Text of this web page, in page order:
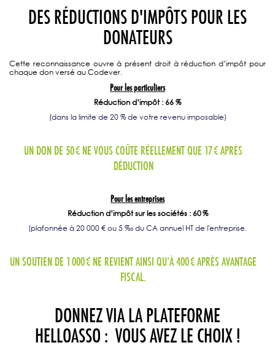
DES RÉDUCTIONS D'IMPÔTS POUR LES
DONATEURS
Cette reconnaissance ouvre à présent droit à réduction d’impôt pour
chaque don versé au Codever.
Pour les particuliers
Réduction d’impôt : 66 %
(dans la limite de 20 % de votre revenu imposable)
UN DON DE 50€ NE VOUS COÛTE RÉELLEMENT QUE 17€APRÈS
DÉDUCTION
Pour les entreprises
Réduction d’impôt sur les sociétés : 60%
(plafonnée à 20 000 € ou 5 ‰ du CA annuel HT de l'entreprise.
UN SOUTIEN DE 1000€ NE REVIENT AINSI QU’À400€APRÈS AVANTAGE
FISCAL.
DONNEZ VIA LA PLATEFORME
HELLOASSO : VOUS AVEZ LE CHOIX !